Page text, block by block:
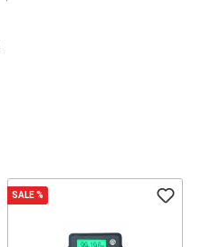
SALE%